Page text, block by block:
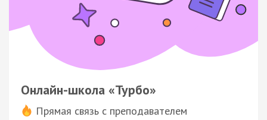
Онлайн-школа «Турбо»
Прямая связь с преподавателем